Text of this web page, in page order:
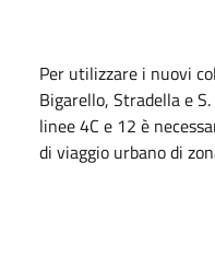
Per utilizzare i nuovi
Bigarello, Stradella e
linee 4C e 12 è
di viaggio urbano di